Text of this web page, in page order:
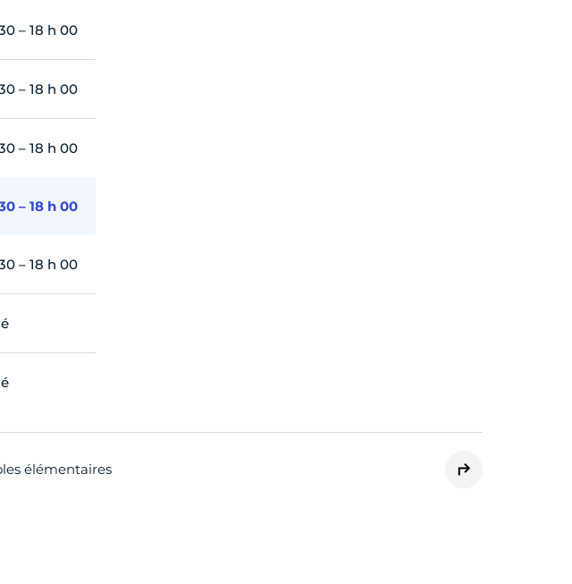
– 18 h 00
– 18 h 00
– 18 h 00
– 18 h 00
– 18 h 00
élémentaires